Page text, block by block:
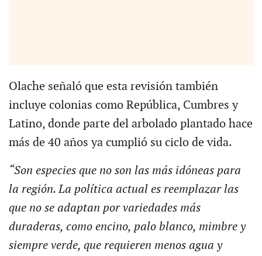
Olache señaló que esta revisión también
incluye colonias como República, Cumbres y
Latino, donde parte del arbolado plantado hace
más de 40 años ya cumplió su ciclo de vida.
“Son especies que no son las más idóneas para
la región. La política actual es reemplazar las
que no se adaptan por variedades más
duraderas, como encino, palo blanco, mimbre y
siempre verde, que requieren menos agua y